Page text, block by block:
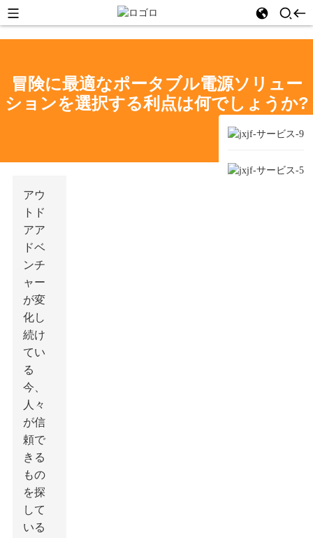
冒険に最適なポータブル電源ソリュー
ションを選択する利点は何でしょうか?
アウ
トド
アア
ドベ
ンチ
ャー
が変
化し
続け
てい
る
今、
人々
が信
頼で
きる
もの
を探
して
いる